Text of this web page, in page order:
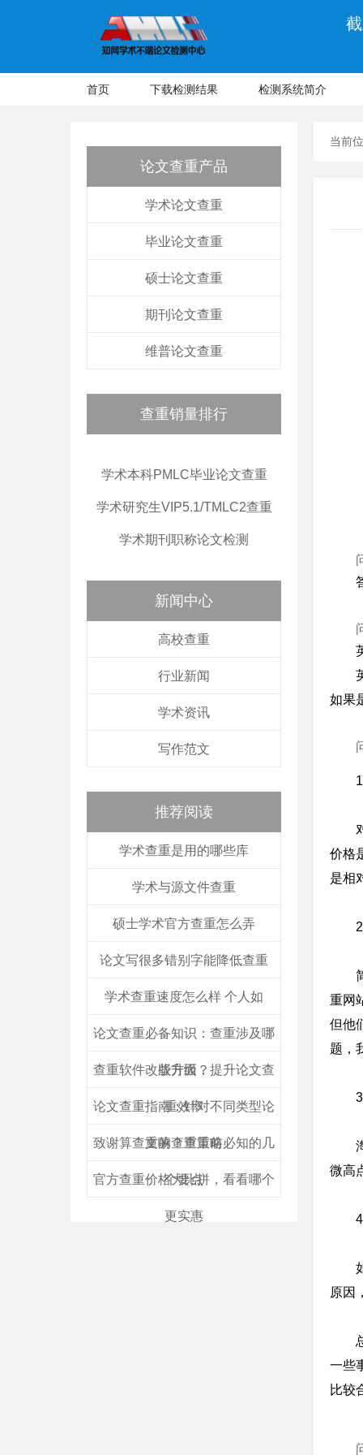
首页 下载检测结果 检测系统简介
论文查重产品
学术论文查重
毕业论文查重
硕士论文查重
期刊论文查重
维普论文查重
查重销量排行
学术本科PMLC毕业论文查重
学术研究生VIP5.1/TMLC2查重
学术期刊职称论文检测
新闻中心
高校查重
行业新闻
学术资讯
写作范文
推荐阅读
学术查重是用的哪些库
学术与源文件查重
硕士学术官方查重怎么弄
论文写很多错别字能降低查重
学术查重速度怎么样 个人如
论文查重必备知识：查重涉及哪
些方面？
查重软件改版升级，提升论文查
重效率
论文查重指南：针对不同类型论
文的查重策略
致谢算查重嘛？查重前必知的几
个要点
官方查重价格大比拼，看看哪个
更实惠
当前
如果
价格
是相
重网
但他
题，
微高
原因
一些
比较